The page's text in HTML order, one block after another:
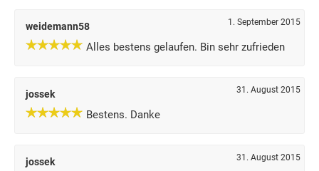
weidemann58 1. September 2015
Alles bestens gelaufen. Bin sehr zufrieden
jossek 31. August 2015
Bestens. Danke
jossek 31. August 2015